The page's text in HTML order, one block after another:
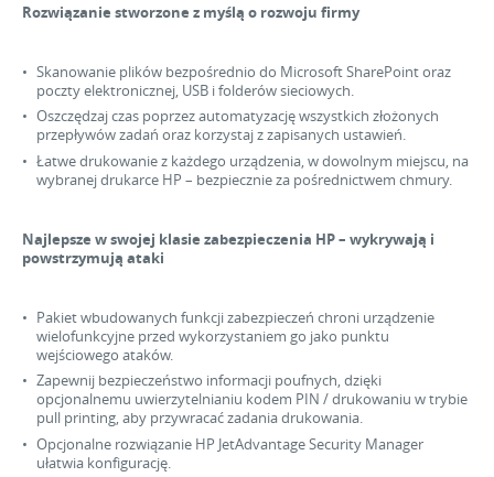
Rozwiązanie stworzone z myślą o rozwoju firmy
Skanowanie plików bezpośrednio do Microsoft SharePoint oraz
poczty elektronicznej, USB i folderów sieciowych.
Oszczędzaj czas poprzez automatyzację wszystkich złożonych
przepływów zadań oraz korzystaj z zapisanych ustawień.
Łatwe drukowanie z każdego urządzenia, w dowolnym miejscu, na
wybranej drukarce HP – bezpiecznie za pośrednictwem chmury.
Najlepsze w swojej klasie zabezpieczenia HP – wykrywają i
powstrzymują ataki
Pakiet wbudowanych funkcji zabezpieczeń chroni urządzenie
wielofunkcyjne przed wykorzystaniem go jako punktu
wejściowego ataków.
Zapewnij bezpieczeństwo informacji poufnych, dzięki
opcjonalnemu uwierzytelnianiu kodem PIN / drukowaniu w trybie
pull printing, aby przywracać zadania drukowania.
Opcjonalne rozwiązanie HP JetAdvantage Security Manager
ułatwia konfigurację.